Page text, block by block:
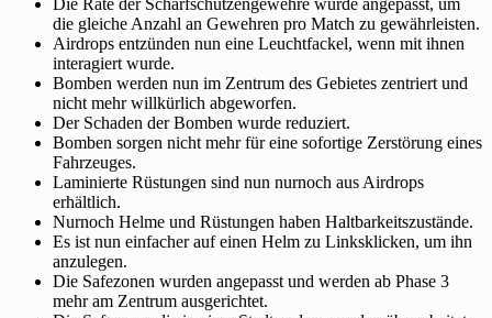
die gleiche Anzahl an Gewehren pro Match zu gewährleisten.
Airdrops entzünden nun eine Leuchtfackel, wenn mit ihnen
interagiert wurde.
Bomben werden nun im Zentrum des Gebietes zentriert und
nicht mehr willkürlich abgeworfen.
Der Schaden der Bomben wurde reduziert.
Bomben sorgen nicht mehr für eine sofortige Zerstörung eines
Fahrzeuges.
Laminierte Rüstungen sind nun nurnoch aus Airdrops
erhältlich.
Nurnoch Helme und Rüstungen haben Haltbarkeitszustände.
Es ist nun einfacher auf einen Helm zu Linksklicken, um ihn
anzulegen.
Die Safezonen wurden angepasst und werden ab Phase 3
mehr am Zentrum ausgerichtet.